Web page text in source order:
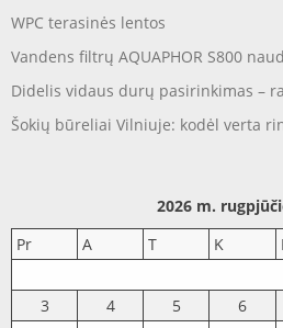
WPC terasinės lentos
Vandens filtrų AQUAPHOR S800
Didelis vidaus durų pasirinkimas –
Šokių būreliai Vilniuje: kodėl verta
2026 m.
Pr
A T K
3
4 5 6